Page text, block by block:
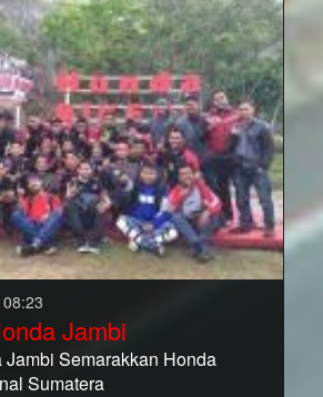
Jambi
Semarakkan Honda
Sumatera